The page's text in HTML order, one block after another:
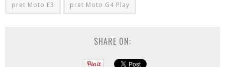
pret Moto E3 pret Moto G4 Play
SHARE ON: